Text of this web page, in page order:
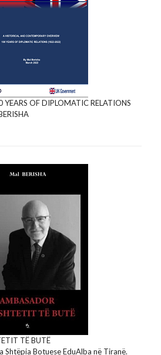
OF DIPLOMATIC RELATIONS
TË BUTË
Shtëpia Botuese EduAlba në Tiranë.